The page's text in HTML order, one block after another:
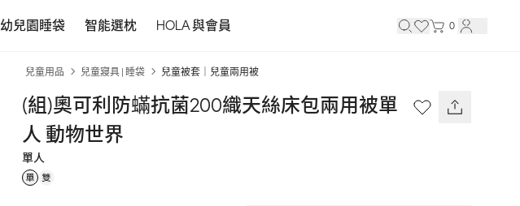
幼兒園睡袋 智能選枕 HOLA 與會員 0
兒童用品 兒童寢具 | 睡袋 兒童被套｜兒童兩用被
(組)奧可利防蟎抗菌200織天絲床包兩用被單
人 動物世界
單人